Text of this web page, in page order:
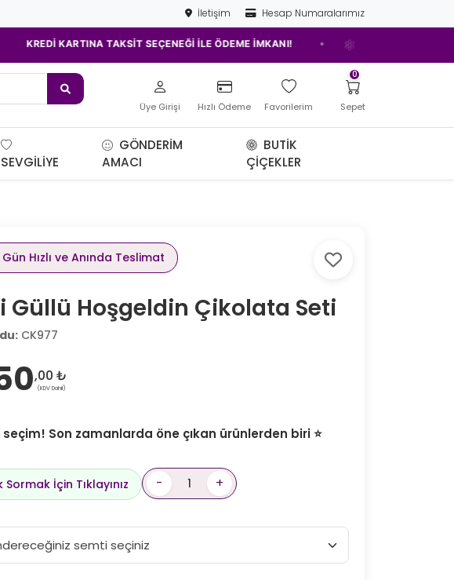
İletişim Hesap Numaralarımız
KARTINA TAKSİT SEÇENEĞİ İLE ÖDEME İMKANI! • ELAZIĞ'IN EN İYİ ÇİÇEKÇİSİ!
Üye Girişi Hızlı Ödeme Favorilerim Sepet
0
SEVGILIYE
GÖNDERIM
AMACI
BUTIK
ÇIÇEKLER
Hızlı ve Anında Teslimat
Güllü Hoşgeldin Çikolata Seti
CK977
,00 ₺
(KDV Dahil)
seçim! Son zamanlarda öne çıkan ürünlerden biri ⭐
Sormak İçin Tıklayınız - +